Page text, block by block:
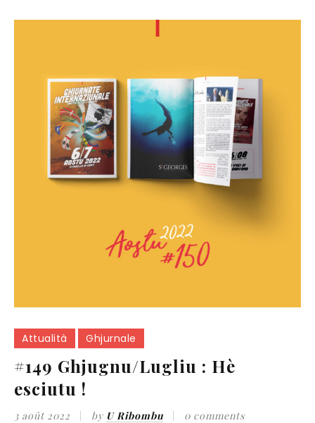
Attualità Ghjurnale
#149 Ghjugnu/Lugliu : Hè
esciutu !
3 août 2022 by U Ribombu 0 comments